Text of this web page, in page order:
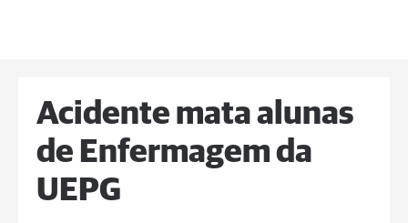
Acidente mata alunas
de Enfermagem da
UEPG